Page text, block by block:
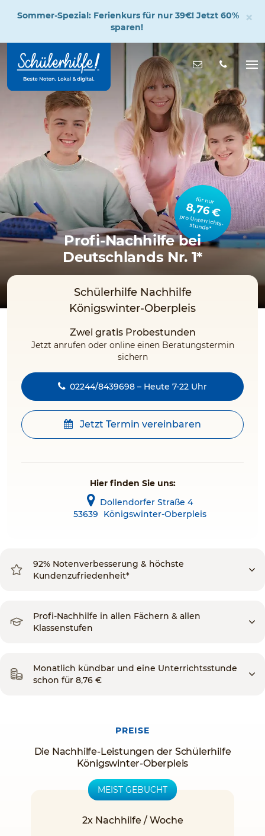
Hauptinhalt
Nachricht
für nur
8,76 €
pro Unterrichts­stunde*
Profi-Nachhilfe bei
Deutschlands Nr. 1*
Schülerhilfe Nachhilfe
Königswinter-Oberpleis
Zwei gratis Probestunden
Jetzt anrufen oder online einen Beratungstermin
sichern
02244/8439698 – Heute 7-22 Uhr
Jetzt Termin vereinbaren
Hier finden Sie uns:
Dollendorfer Straße 4
53639
Königswinter-Oberpleis
Sommer-Spezial: Ferienkurs für nur 39€! Jetzt 60%
sparen!
×
92% Notenverbesserung & höchste
Kundenzufriedenheit*
Profi-Nachhilfe in allen Fächern & allen
Klassenstufen
Monatlich kündbar und eine Unterrichtsstunde
schon für 8,76 €
PREISE
Die Nachhilfe-Leistungen der Schülerhilfe
Königswinter-Oberpleis
MEIST GEBUCHT
2x Nachhilfe / Woche